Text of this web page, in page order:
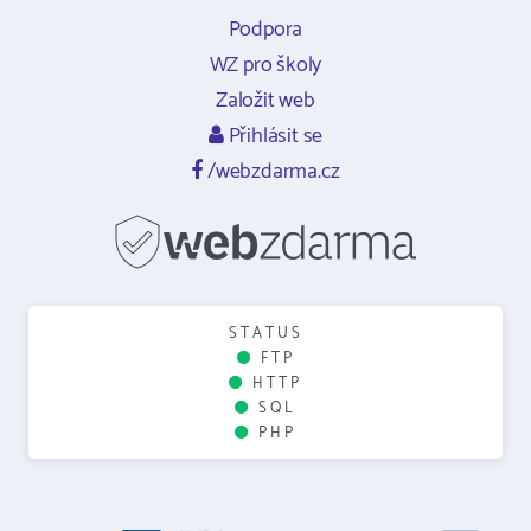
Podpora
WZ pro školy
Založit web
Přihlásit se
/webzdarma.cz
STATUS
FTP
HTTP
SQL
PHP